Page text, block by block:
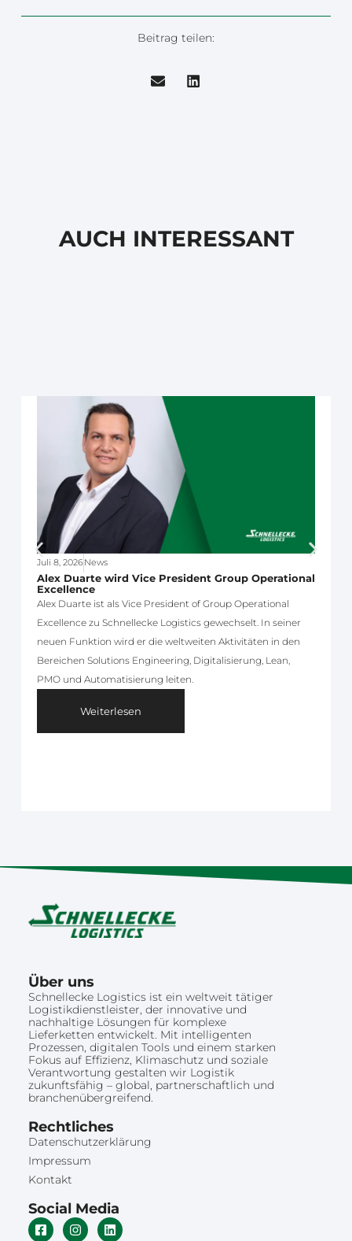
Beitrag teilen:
AUCH INTERESSANT
Juli 8, 2026News
Alex Duarte wird Vice President Group Operational
Excellence
Alex Duarte ist als Vice President of Group Operational
Excellence zu Schnellecke Logistics gewechselt. In seiner
neuen Funktion wird er die weltweiten Aktivitäten in den
Bereichen Solutions Engineering, Digitalisierung, Lean,
PMO und Automatisierung leiten.
Weiterlesen
Über uns
Schnellecke Logistics ist ein weltweit tätiger
Logistikdienstleister, der innovative und
nachhaltige Lösungen für komplexe
Lieferketten entwickelt. Mit intelligenten
Prozessen, digitalen Tools und einem starken
Fokus auf Effizienz, Klimaschutz und soziale
Verantwortung gestalten wir Logistik
zukunftsfähig – global, partnerschaftlich und
branchenübergreifend.
Rechtliches
Datenschutzerklärung
Impressum
Kontakt
Social Media